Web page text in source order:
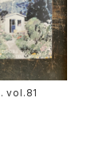
nice things. vol.81